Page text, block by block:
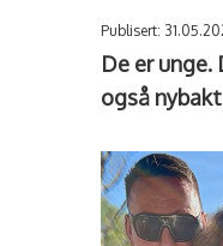
Publisert:
De er unge.
også